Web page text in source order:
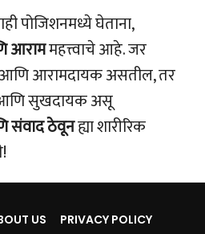
पोजिशनमध्ये घेताना,
आराममहत्त्वाचे आहे. जर
आणि आरामदायक असतील, तर
सुखदायक असू
संवाद ठेवूनह्या शारीरिक
US PRIVACY POLICY